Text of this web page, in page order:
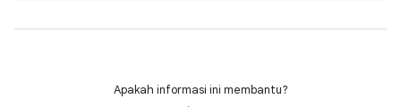
Apakah informasi ini membantu?